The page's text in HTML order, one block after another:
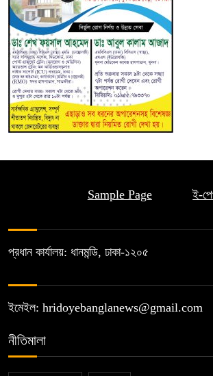
Sample Page ই-
প্রধান কার্যালয়: ধানমন্ডি, ঢাকা-১২০৫
ইমেইল: hridoyebanglanews@gmail.com
নীতিমালা